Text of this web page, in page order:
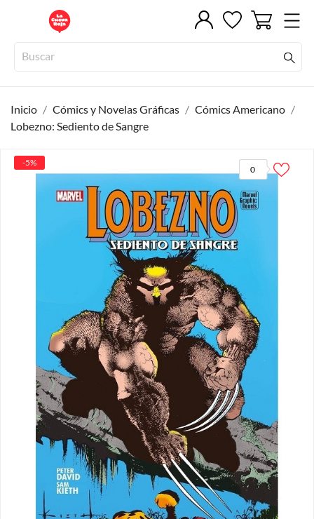
Inicio Cómics y Novelas Gráficas
Cómics Americano
Lobezno: Sediento de Sangre
0
-5%